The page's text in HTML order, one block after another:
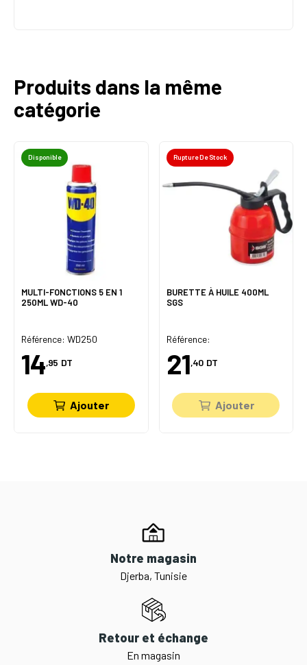
Produits dans la même
catégorie
Disponible
MULTI-FONCTIONS 5 EN 1
250ML WD-40
Référence: WD250
14,95 DT
Ajouter
Rupture De Stock
BURETTE À HUILE 400ML
SGS
Référence:
21,40 DT
Ajouter
Notre magasin
Djerba, Tunisie
Retour et échange
En magasin